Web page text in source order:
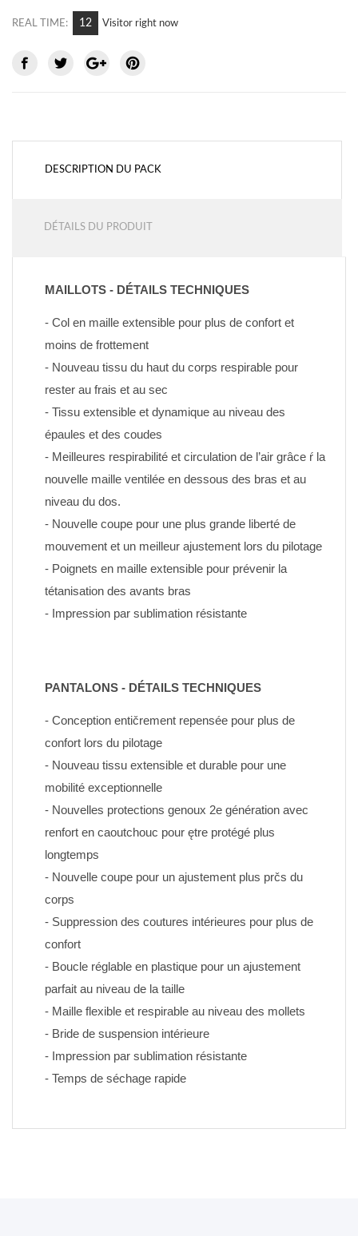
REAL TIME: 12 Visitor right now
DESCRIPTION DU PACK
DÉTAILS DU PRODUIT
MAILLOTS - DÉTAILS TECHNIQUES
- Col en maille extensible pour plus de confort et
moins de frottement
- Nouveau tissu du haut du corps respirable pour
rester au frais et au sec
- Tissu extensible et dynamique au niveau des
épaules et des coudes
- Meilleures respirabilité et circulation de l’air grâce ŕ la
nouvelle maille ventilée en dessous des bras et au
niveau du dos.
- Nouvelle coupe pour une plus grande liberté de
mouvement et un meilleur ajustement lors du pilotage
- Poignets en maille extensible pour prévenir la
tétanisation des avants bras
- Impression par sublimation résistante
PANTALONS - DÉTAILS TECHNIQUES
- Conception entičrement repensée pour plus de
confort lors du pilotage
- Nouveau tissu extensible et durable pour une
mobilité exceptionnelle
- Nouvelles protections genoux 2e génération avec
renfort en caoutchouc pour ętre protégé plus
longtemps
- Nouvelle coupe pour un ajustement plus prčs du
corps
- Suppression des coutures intérieures pour plus de
confort
- Boucle réglable en plastique pour un ajustement
parfait au niveau de la taille
- Maille flexible et respirable au niveau des mollets
- Bride de suspension intérieure
- Impression par sublimation résistante
- Temps de séchage rapide